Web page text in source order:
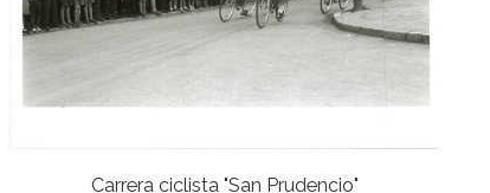
Carrera ciclista "San Prudencio"